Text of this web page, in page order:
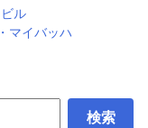
ル
マイバッハ
検索